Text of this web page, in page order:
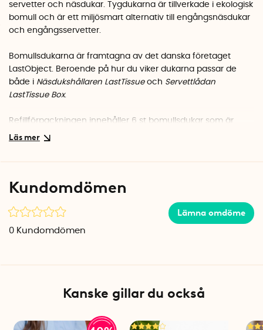
servetter och näsdukar. Tygdukarna är tillverkade i ekologisk
bomull och är ett miljösmart alternativ till engångsnäsdukar
och engångsservetter.
Bomullsdukarna är framtagna av det danska företaget
LastObject. Beroende på hur du viker dukarna passar de
både i Näsdukshållaren LastTissueoch Servettlådan
LastTissue Box.
Refillförpackningen innehåller 6 st bomullsdukar som är
praktiska att använda när dina andra servetter eller
De mjuka bomullsdukarna är praktiska att ha nära till hands
näsdukar. Bomullsdukarna är mjuka och skonsamma mot
Ersätter mer än 3100 engångsservetter och näsdukar
En bommullsduk kan tvättas ca 520 gånger. Det innebär att
Kundomdömen
Lämna omdöme
0 Kundomdömen
Kanske gillar du också